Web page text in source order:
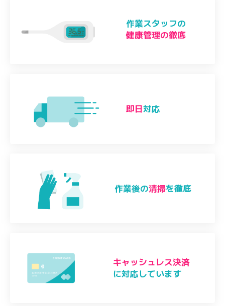
作業スタッフの
健康管理の徹底
即日対応
作業後の清掃を徹底
キャッシュレス決済
に対応しています